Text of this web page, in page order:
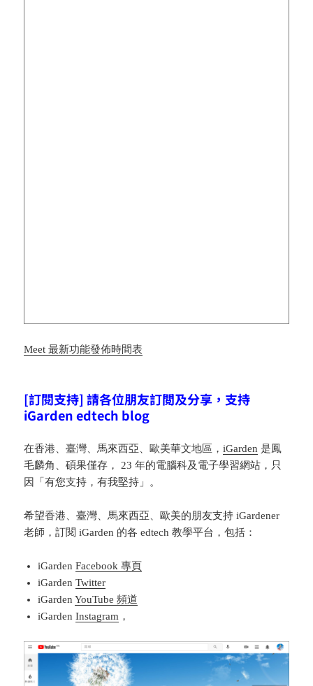
Meet 最新功能發佈時間表
[訂閱支持] 請各位朋友訂閲及分享，支持
iGarden edtech blog
在香港、臺灣、馬來西亞、歐美華文地區，iGarden 是鳳
毛麟角、碩果僅存， 23 年的電腦科及電子學習網站，只
因「有您支持，有我堅持」。
希望香港、臺灣、馬來西亞、歐美的朋友支持 iGardener
老師，訂閱 iGarden 的各 edtech 教學平台，包括：
iGardenFacebook 專頁
iGardenTwitter
iGardenYouTube 頻道
iGardenInstagram ，